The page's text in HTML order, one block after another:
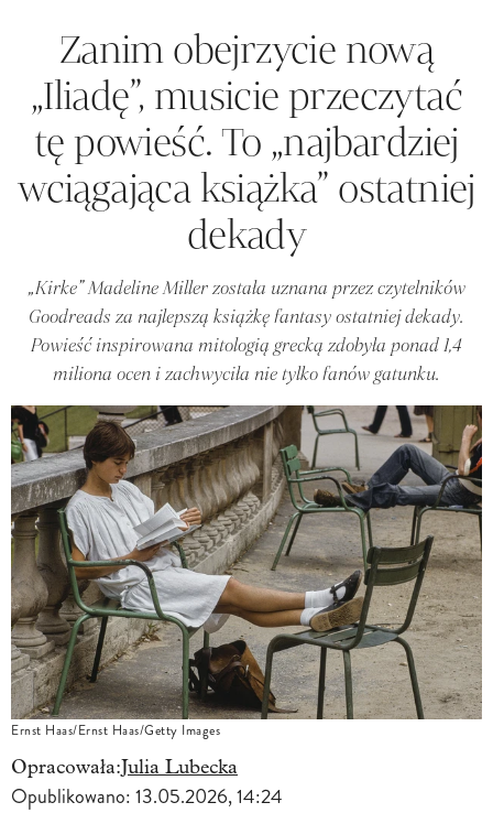
Zanim obejrzycie nową
„Iliadę”, musicie przeczytać
tę powieść. To „najbardziej
wciągająca książka” ostatniej
dekady
„Kirke” Madeline Miller została uznana przez czytelników
Goodreads za najlepszą książkę fantasy ostatniej dekady.
Powieść inspirowana mitologią grecką zdobyła ponad 1,4
miliona ocen i zachwyciła nie tylko fanów gatunku.
Ernst Haas/Ernst Haas/Getty Images
Opracowała:Julia Lubecka
Opublikowano:13.05.2026, 14:24